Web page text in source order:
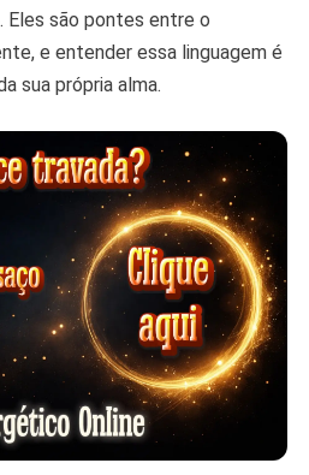
Eles são pontes entre o
e entender essa linguagem é
sua própria alma.